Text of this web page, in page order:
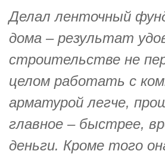
Делал ленточный
дома – результат
строительстве не
целом работать с
арматурой легче,
главное – быстрее,
деньги. Кроме того